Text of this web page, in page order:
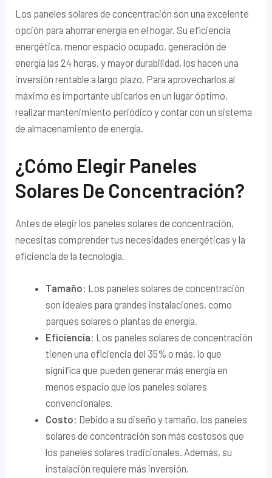
Los paneles solares de concentración son una excelente
opción para ahorrar energía en el hogar. Su eficiencia
energética, menor espacio ocupado, generación de
energía las 24 horas, y mayor durabilidad, los hacen una
inversión rentable a largo plazo. Para aprovecharlos al
máximo es importante ubicarlos en un lugar óptimo,
realizar mantenimiento periódico y contar con un sistema
de almacenamiento de energía.
¿Cómo Elegir Paneles
Solares De Concentración?
Antes de elegir los paneles solares de concentración,
necesitas comprender tus necesidades energéticas y la
eficiencia de la tecnología.
Tamaño: Los paneles solares de concentración
son ideales para grandes instalaciones, como
parques solares o plantas de energía.
Eficiencia: Los paneles solares de concentración
tienen una eficiencia del 35% o más, lo que
significa que pueden generar más energía en
menos espacio que los paneles solares
convencionales.
Costo: Debido a su diseño y tamaño, los paneles
solares de concentración son más costosos que
los paneles solares tradicionales. Además, su
instalación requiere más inversión.